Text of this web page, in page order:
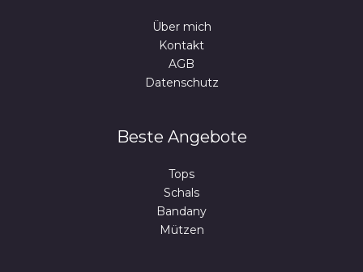
Über mich
Kontakt
AGB
Datenschutz
Beste Angebote
Tops
Schals
Bandany
Mützen